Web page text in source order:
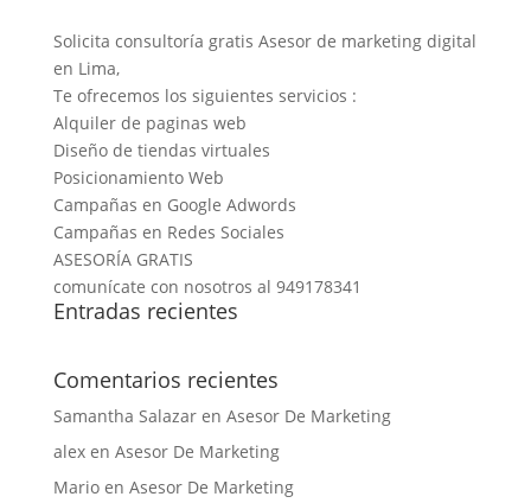
Solicita consultoría gratis Asesor de marketing digital
en Lima,
Te ofrecemos los siguientes servicios :
Alquiler de paginas web
Diseño de tiendas virtuales
Posicionamiento Web
Campañas en Google Adwords
Campañas en Redes Sociales
ASESORÍA GRATIS
comunícate con nosotros al 949178341
Entradas recientes
Comentarios recientes
Samantha Salazaren Asesor De Marketing
alexen Asesor De Marketing
Marioen Asesor De Marketing